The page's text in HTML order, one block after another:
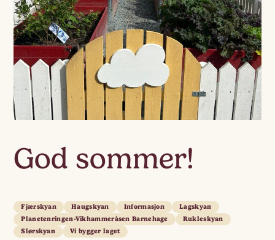
God sommer!
Fjærskyan Haugskyan Informasjon
Lagskyan
Planetenringen-Vikhammeråsen Barnehage
Rukleskyan
Slørskyan
Vi bygger laget